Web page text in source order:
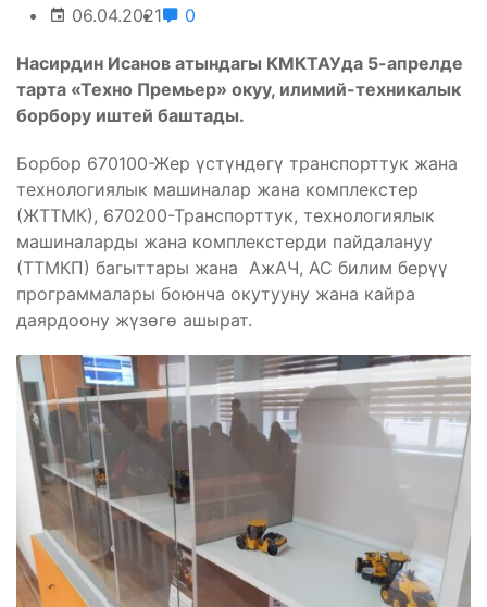
06.04.2021 0
Насирдин Исанов атындагы КМКТАУда 5-апрелде
тарта «Техно Премьер» окуу, илимий-техникалык
борбору иштей баштады.
Борбор 670100-Жер үстүндөгү транспорттук жана
технологиялык машиналар жана комплекстер
(ЖТТМК), 670200-Транспорттук, технологиялык
машиналарды жана комплекстерди пайдалануу
(ТТМКП) багыттары жана АжАЧ, АС билим берүү
программалары боюнча окутууну жана кайра
даярдоону жүзөгө ашырат.